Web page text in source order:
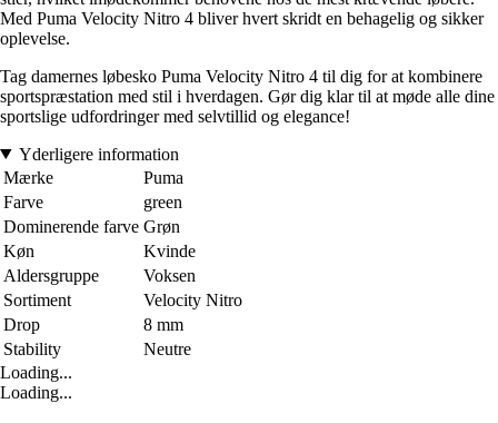
Med Puma Velocity Nitro 4 bliver hvert skridt en behagelig og sikker
oplevelse.
Tag damernes løbesko Puma Velocity Nitro 4 til dig for at kombinere
sportspræstation med stil i hverdagen. Gør dig klar til at møde alle dine
sportslige udfordringer med selvtillid og elegance!
Yderligere information
Mærke
Puma
Farve
green
Dominerende farve Grøn
Køn
Kvinde
Aldersgruppe
Voksen
Sortiment
Velocity Nitro
Drop
8 mm
Stability
Neutre
Loading...
Loading...